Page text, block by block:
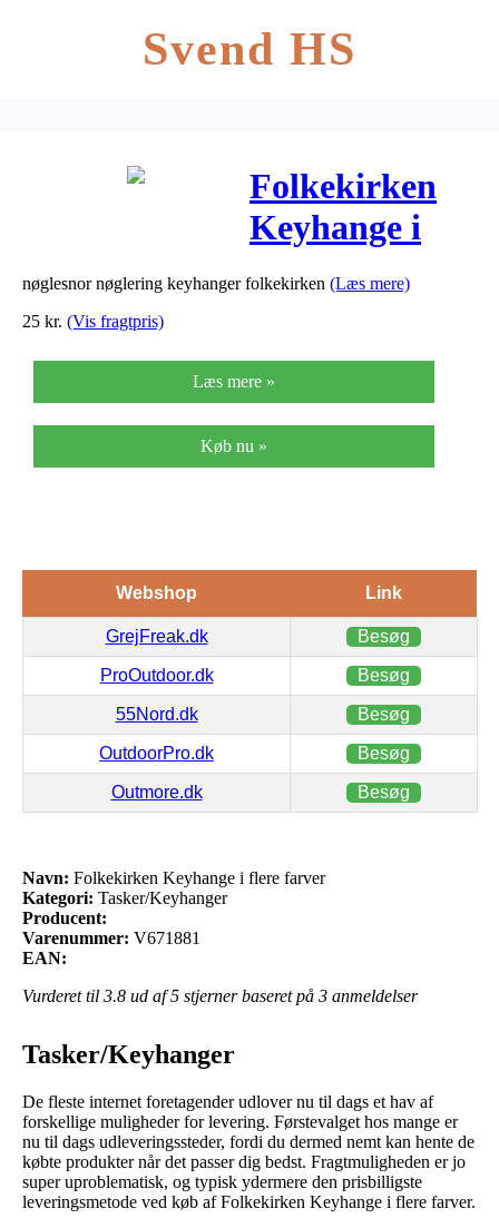
Svend HS
Folkekirken
Keyhange i
flere farver
nøglesnor nøglering keyhanger folkekirken (Læs mere)
25 kr. (Vis fragtpris)
Læs mere »
Køb nu »
Webshop Link
GrejFreak.dk Besøg
ProOutdoor.dk Besøg
55Nord.dk Besøg
OutdoorPro.dk Besøg
Outmore.dk Besøg
Navn: Folkekirken Keyhange i flere farver
Kategori: Tasker/Keyhanger
Producent:
Varenummer: V671881
EAN:
Vurderet til 3.8 ud af 5 stjerner baseret på 3 anmeldelser
Tasker/Keyhanger
De fleste internet foretagender udlover nu til dags et hav af
forskellige muligheder for levering. Førstevalget hos mange er
nu til dags udleveringssteder, fordi du dermed nemt kan hente de
købte produkter når det passer dig bedst. Fragtmuligheden er jo
super uproblematisk, og typisk ydermere den prisbilligste
leveringsmetode ved køb af Folkekirken Keyhange i flere farver.